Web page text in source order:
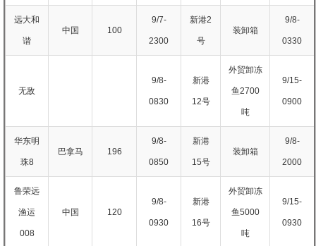
远大和
谐
中国 100
9/7-
2300
新港2
号
装卸箱
9/8-
0330
无敌
9/8-
0830
新港
12号
外贸卸冻
鱼2700
吨
9/15-
0900
华东明
珠8
巴拿马 196
9/8-
0850
新港
15号
装卸箱
9/8-
2000
鲁荣远
渔运
008
中国 120
9/8-
0930
新港
16号
外贸卸冻
鱼5000
吨
9/15-
0930